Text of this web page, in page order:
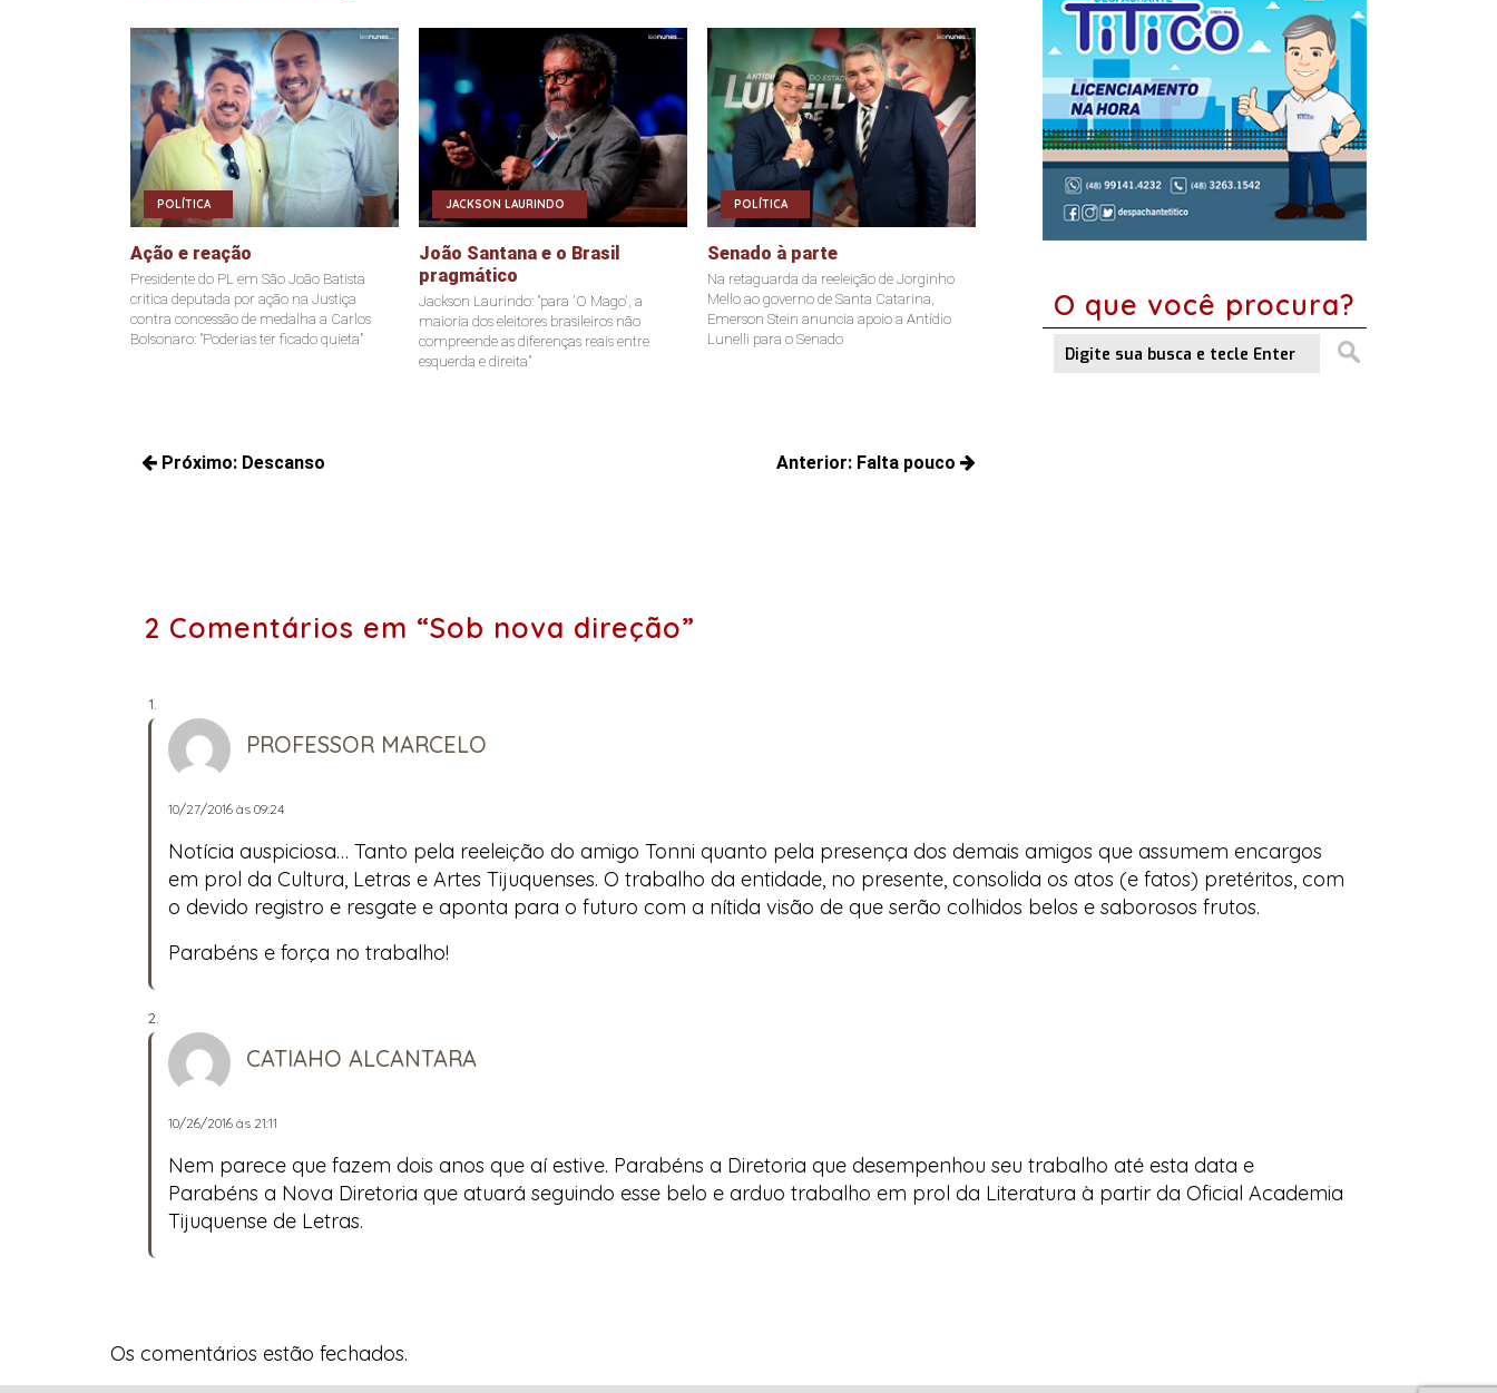
POLÍTICA
Ação e reação
Presidente do PL em São João Batista
critica deputada por ação na Justiça
contra concessão de medalha a Carlos
Bolsonaro: "Poderias ter ficado quieta"
JACKSON LAURINDO
João Santana e o Brasil
pragmático
Jackson Laurindo: "para 'O Mago', a
maioria dos eleitores brasileiros não
compreende as diferenças reais entre
esquerda e direita"
POLÍTICA
Senado à parte
Na retaguarda da reeleição de Jorginho
Mello ao governo de Santa Catarina,
Emerson Stein anuncia apoio a Antídio
Lunelli para o Senado
Navegação
Anterior: Falta pouco
Próximo: Descanso
O que você procura?
2 Comentários em “Sob nova direção”
PROFESSOR MARCELO
10/27/2016 às 09:24
Notícia auspiciosa… Tanto pela reeleição do amigo Tonni quanto pela presença dos demais amigos que assumem encargos
em prol da Cultura, Letras e Artes Tijuquenses. O trabalho da entidade, no presente, consolida os atos (e fatos) pretéritos, com
o devido registro e resgate e aponta para o futuro com a nítida visão de que serão colhidos belos e saborosos frutos.
Parabéns e força no trabalho!
CATIAHO ALCANTARA
10/26/2016 às 21:11
Nem parece que fazem dois anos que aí estive. Parabéns a Diretoria que desempenhou seu trabalho até esta data e
Parabéns a Nova Diretoria que atuará seguindo esse belo e arduo trabalho em prol da Literatura à partir da Oficial Academia
Tijuquense de Letras.
Os comentários estão fechados.